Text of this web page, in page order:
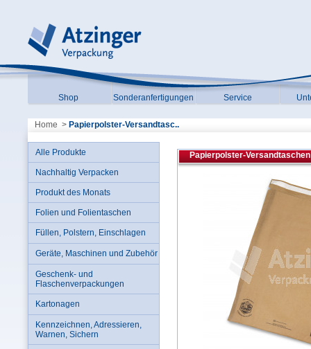
Shop Sonderanfertigungen Service
Home > Papierpolster-Versandtasc..
Papierpolster-
Alle Produkte
Nachhaltig Verpacken
Produkt des Monats
Folien und Folientaschen
Füllen, Polstern, Einschlagen
Geräte, Maschinen und Zubehör
Geschenk- und
Flaschenverpackungen
Kartonagen
Kennzeichnen, Adressieren,
Warnen, Sichern